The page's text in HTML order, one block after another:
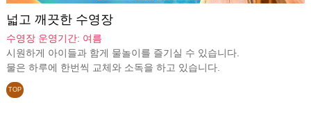
넓고 깨끗한 수영장
수영장 운영기간: 여름
시원하게 아이들과 함게 물놀이를 즐기실 수 있습니다.
물은 하루에 한번씩 교체와 소독을 하고 있습니다.
TOP